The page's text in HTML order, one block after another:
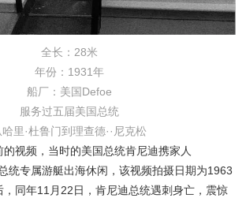
全长：28米
年份：1931年
船厂：美国Defoe
服务过五届美国总统
哈里·杜鲁门到理查德··尼克松
频，当时的美国总统肯尼迪携家人
统专属游艇出海休闲，该视频拍摄日期为1963
同年11月22日，肯尼迪总统遇刺身亡，震惊